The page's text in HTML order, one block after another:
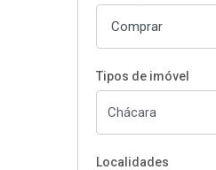
Tipos de imóvel
Localidades